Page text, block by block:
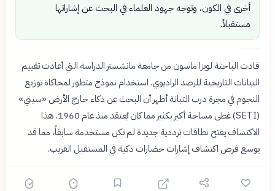
أخرى في الكون، وتوجه جهود العلماء في البحث عن إشاراتها
مستقبلاً.
قادت الباحثة لويزا ماسون من جامعة مانشستر الدراسة التي أعادت تقييم
البيانات التاريخية للرصد الراديوي. استخدام نموذج متطور لمحاكاة توزيع
النجوم في مجرة درب التبانة أظهر أن البحث عن ذكاء خارج الأرض «سيتي»
(SETI) غطى مساحة أكبر بكثير مما كان يُعتقد منذ عام 1960. هذا
الاكتشاف يفتح نطاقات ترددية جديدة لم تكن مستخدمة سابقاً، مما قد
يوسع فرص اكتشاف إشارات حضارات ذكية في المستقبل القريب.